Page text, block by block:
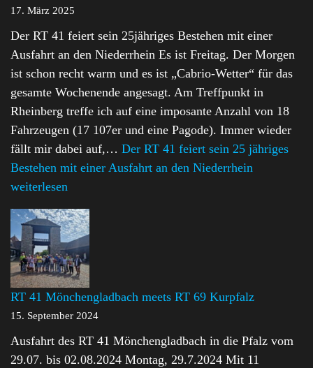
17. März 2025
Der RT 41 feiert sein 25jähriges Bestehen mit einer
Ausfahrt an den Niederrhein Es ist Freitag. Der Morgen
ist schon recht warm und es ist „Cabrio-Wetter“ für das
gesamte Wochenende angesagt. Am Treffpunkt in
Rheinberg treffe ich auf eine imposante Anzahl von 18
Fahrzeugen (17 107er und eine Pagode). Immer wieder
fällt mir dabei auf,… Der RT 41 feiert sein 25 jähriges
Bestehen mit einer Ausfahrt an den Niederrhein
weiterlesen
RT 41 Mönchengladbach meets RT 69 Kurpfalz
15. September 2024
Ausfahrt des RT 41 Mönchengladbach in die Pfalz vom
29.07. bis 02.08.2024 Montag, 29.7.2024 Mit 11